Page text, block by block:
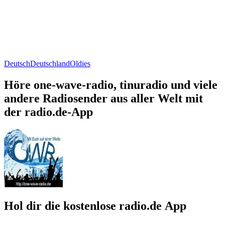
DeutschDeutschlandOldies
Höre one-wave-radio, tinuradio und viele
andere Radiosender aus aller Welt mit
der radio.de-App
Hol dir die kostenlose radio.de App